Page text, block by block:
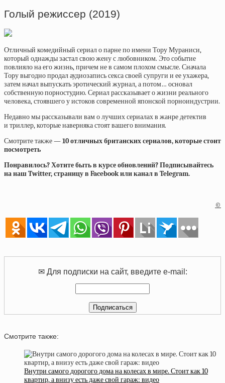
Голый режиссер (2019)
Отличный комедийный сериал о парне по имени Тору Мураниси,
который однажды застал свою жену с любовником. Это событие
повлияло на его жизнь, причем не в самом плохом смысле. Сначала
Тору выгодно продал аудиозапись секса своей супруги и ее ухажера,
затем начал выпускать эротический журнал, а потом… основал
собственную порностудию. Сериал рассказывает о жизни реального
человека, стоявшего у истоков современной японской порноиндустрии.
Недавно мы рассказывали вам о лучших сериалах в жанре детектив
и триллер, которые наверняка стоят вашего внимания.
Смотрите также —10 отличных британских сериалов, которые стоит
посмотреть
Понравилось? Хотите быть в курсе обновлений? Подписывайтесь
на наш Twitter, страницу в Facebook или канал в Telegram.
©
✉ Для подписки на сайт, введите e-mail:
Смотрите также:
Внутри самого дорогого дома на колесах в мире. Стоит как 10
квартир, а внизу есть даже свой гараж: видео